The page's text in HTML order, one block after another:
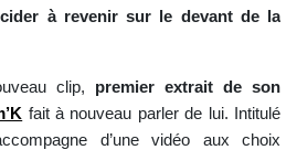
à revenir sur le devant de la
clip, premier extrait de son
fait à nouveau parler de lui. Intitulé
d’une vidéo aux choix